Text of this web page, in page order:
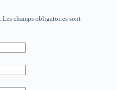
Les champs obligatoires sont